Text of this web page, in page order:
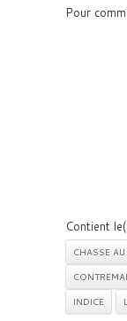
Pour
Contient
CHASSE
INDICE